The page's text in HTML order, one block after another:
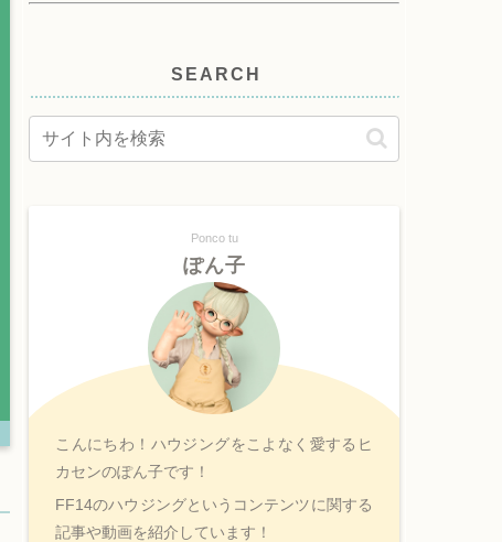
SEARCH
Ponco tu
ぽん子
こんにちわ！ハウジングをこよなく愛するヒ
カセンのぽん子です！
FF14のハウジングというコンテンツに関する
記事や動画を紹介しています！